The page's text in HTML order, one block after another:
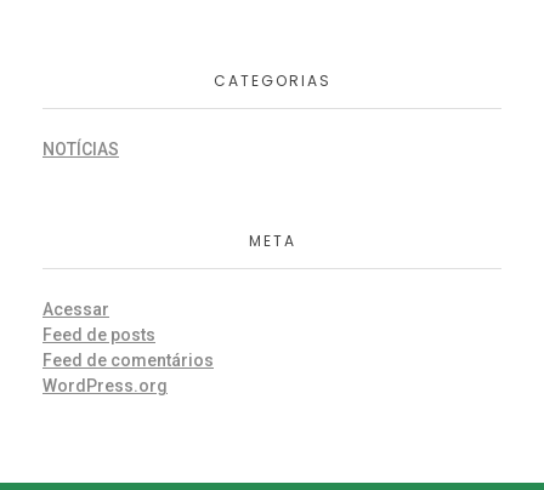
CATEGORIAS
NOTÍCIAS
META
Acessar
Feed de posts
Feed de comentários
WordPress.org